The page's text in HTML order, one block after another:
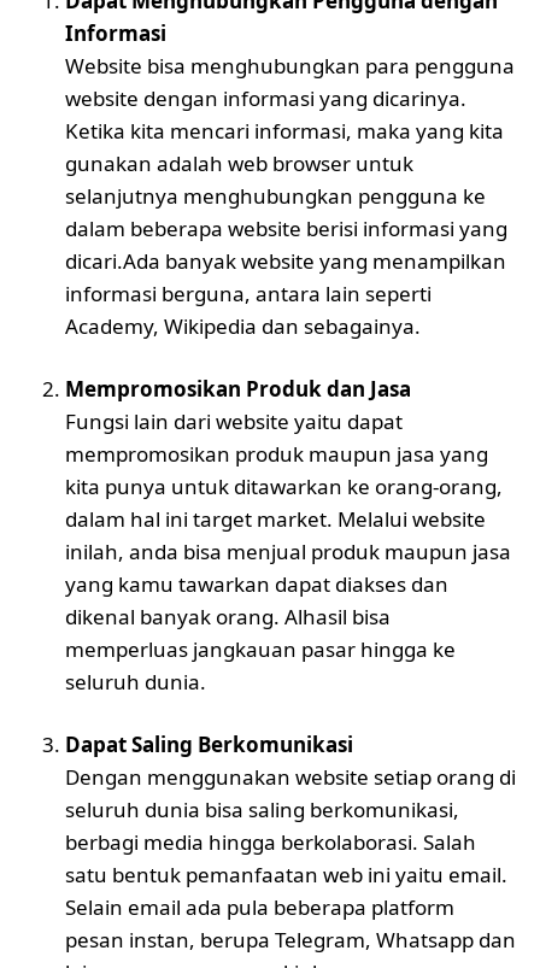
Informasi
Website bisa menghubungkan para pengguna
website dengan informasi yang dicarinya.
Ketika kita mencari informasi, maka yang kita
gunakan adalah web browser untuk
selanjutnya menghubungkan pengguna ke
dalam beberapa website berisi informasi yang
dicari.Ada banyak website yang menampilkan
informasi berguna, antara lain seperti
Academy, Wikipedia dan sebagainya.
Mempromosikan Produk dan Jasa
Fungsi lain dari website yaitu dapat
mempromosikan produk maupun jasa yang
kita punya untuk ditawarkan ke orang-orang,
dalam hal ini target market. Melalui website
inilah, anda bisa menjual produk maupun jasa
yang kamu tawarkan dapat diakses dan
dikenal banyak orang. Alhasil bisa
memperluas jangkauan pasar hingga ke
seluruh dunia.
Dapat Saling Berkomunikasi
Dengan menggunakan website setiap orang di
seluruh dunia bisa saling berkomunikasi,
berbagi media hingga berkolaborasi. Salah
satu bentuk pemanfaatan web ini yaitu email.
Selain email ada pula beberapa platform
pesan instan, berupa Telegram, Whatsapp dan